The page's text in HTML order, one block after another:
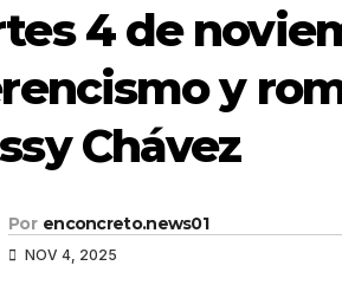
4 de
y
Chávez
Por enconcreto.news01
NOV 4, 2025